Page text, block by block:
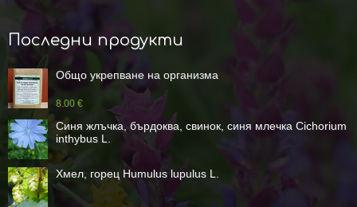
Последни продукти
Общо укрепване на организма
8.00 €
Синя жлъчка, бърдоква, свинок, синя млечка Cichorium
inthybus L.
Хмел, горец Humulus lupulus L.